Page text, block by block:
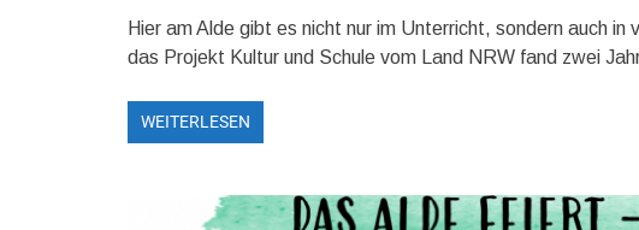
Hier am Alde gibt es nicht nur im Unterricht, sondern auch
das Projekt Kultur und Schule vom Land NRW fand zwei
WEITERLESEN